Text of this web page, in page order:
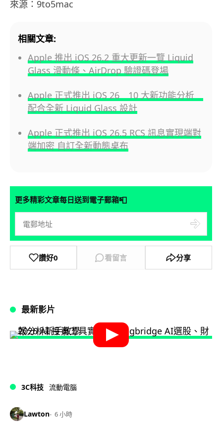
來源：9to5mac
相關文章:
Apple 推出 iOS 26.2 重大更新一覽 Liquid
Glass 滑動條、AirDrop 驗證碼登場
Apple 正式推出 iOS 26 10 大新功能分析
配合全新 Liquid Glass 設計
Apple 正式推出 iOS 26.5 RCS 訊息實現端對
端加密 自訂全新動態桌布
更多精彩文章每日送到電子郵箱📮
讚好0 看留言 分享
最新影片
3C科技 流動電腦
Lawton 6 小時